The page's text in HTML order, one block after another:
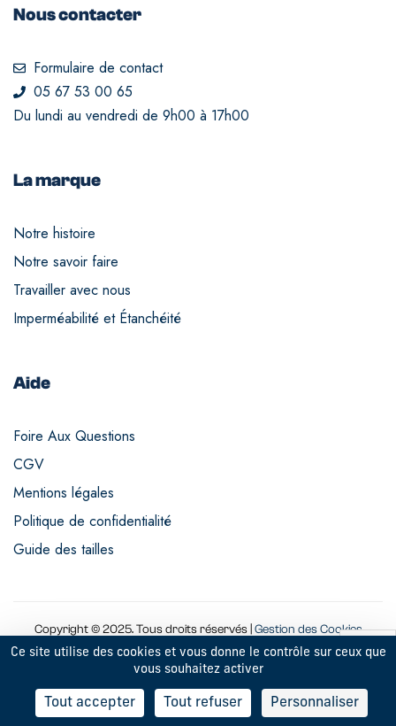
BOUTIQUE MON COMPTE RECHERCHE FAVORIS
Nous contacter
Formulaire de contact
05 67 53 00 65
Du lundi au vendredi de 9h00 à 17h00
La marque
Notre histoire
Notre savoir faire
Travailler avec nous
Imperméabilité et Étanchéité
Aide
Foire Aux Questions
CGV
Mentions légales
Politique de confidentialité
Guide des tailles
Copyright © 2025. Tous droits réservés | Gestion des Cookies
Ce site utilise des cookies et vous donne le contrôle sur ceux que
vous souhaitez activer
Tout accepter Tout refuser Personnaliser